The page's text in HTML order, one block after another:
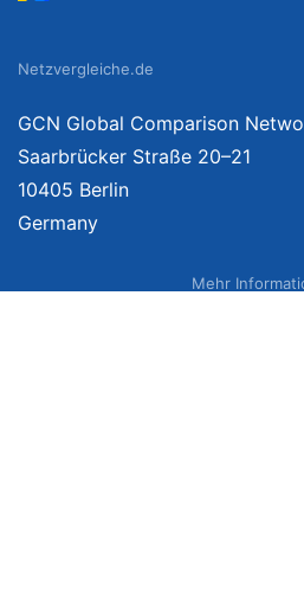
Netzvergleiche.de
GCN Global Comparison
Saarbrücker Straße 20–21
10405 Berlin
Germany
Mehr